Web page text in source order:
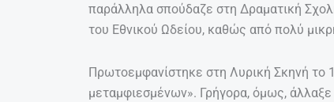
παράλληλα σπούδαζε στη Δραματική
του Εθνικού Ωδείου, καθώς από πολύ
Πρωτοεμφανίστηκε στη Λυρική Σκηνή το
μεταμφιεσμένων». Γρήγορα, όμως,